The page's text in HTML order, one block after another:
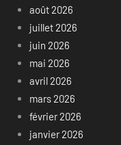
août 2026
juillet 2026
juin 2026
mai 2026
avril 2026
mars 2026
février 2026
janvier 2026